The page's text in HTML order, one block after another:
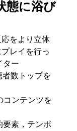
に浴び
をより立体
レイを行っ
ター
数トップを
コンテンツを
素，テンポ